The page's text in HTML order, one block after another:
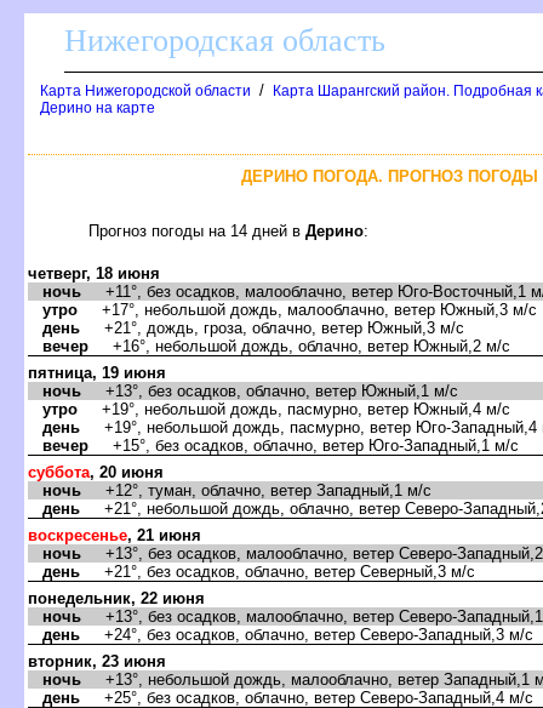
Нижегородская область
Карта Нижегородской области /
Карта Шарангский район. Подробная
Дерино на карте
ДЕРИНО ПОГОДА. ПРОГНОЗ ПОГОДЫ
Прогноз погоды на 14 дней Дерино:
четверг, 18 июня
ночь +11°, без осадков, малооблачно, ветер Юго-Восточный,1
утро +17°, небольшой дождь, малооблачно, ветер Южный,3 м/с
день +21°, дождь, гроза, облачно, ветер Южный,3 м/с
ечер +16°, небольшой дождь, облачно, ветер Южный,2 м/с
пятница, 19 июня
ночь +13°, без осадков, облачно, ветер Южный,1 м/с
утро +19°, небольшой дождь, пасмурно, ветер Южный,4 м/с
день +19°, небольшой дождь, пасмурно, ветер Юго-Западный,4
ечер +15°, без осадков, облачно, ветер Юго-Западный,1 м/с
суббота, 20 июня
ночь +12°, туман, облачно, ветер Западный,1 м/с
день +21°, небольшой дождь, облачно, ветер Северо-
оскресенье, 21 июня
ночь +13°, без осадков, малооблачно, ветер Северо-
день +21°, без осадков, облачно, ветер Северный,3 м/с
понедельник, 22 июня
ночь +13°, без осадков, малооблачно, ветер Северо-
день +24°, без осадков, облачно, ветер Северо-Западный,3 м/с
торник, 23 июня
ночь +13°, небольшой дождь, малооблачно, ветер Западный,1
день +25°, без осадков, облачно, ветер Северо-Западный,4 м/с